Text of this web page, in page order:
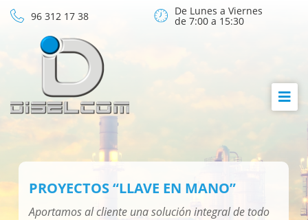
96 312 17 38 De Lunes a Viernes
de 7:00 a 15:30
PROYECTOS “LLAVE EN MANO”
Aportamos al cliente una solución integral de todo